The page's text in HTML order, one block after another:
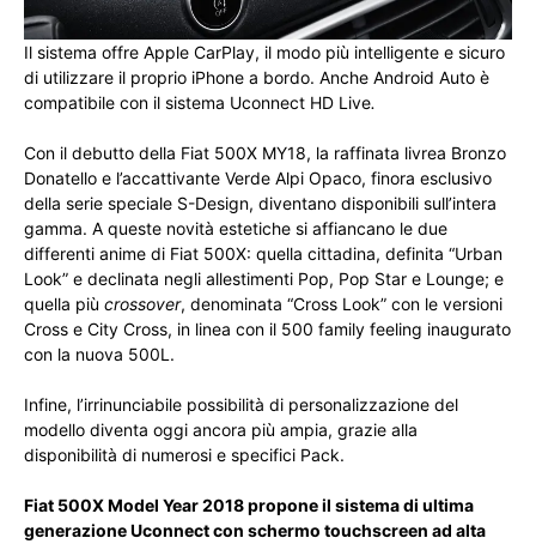
Il sistema offre Apple CarPlay, il modo più intelligente e sicuro
di utilizzare il proprio iPhone a bordo. Anche Android Auto è
compatibile con il sistema Uconnect HD Live.
Con il debutto della Fiat 500X MY18, la raffinata livrea Bronzo
Donatello e l’accattivante Verde Alpi Opaco, finora esclusivo
della serie speciale S-Design, diventano disponibili sull’intera
gamma. A queste novità estetiche si affiancano le due
differenti anime di Fiat 500X: quella cittadina, definita “Urban
Look” e declinata negli allestimenti Pop, Pop Star e Lounge; e
quella più crossover, denominata “Cross Look” con le versioni
Cross e City Cross, in linea con il 500 family feeling inaugurato
con la nuova 500L.
Infine, l’irrinunciabile possibilità di personalizzazione del
modello diventa oggi ancora più ampia, grazie alla
disponibilità di numerosi e specifici Pack.
Fiat 500X Model Year 2018 propone il sistema di ultima
generazione Uconnect con schermo touchscreen ad alta